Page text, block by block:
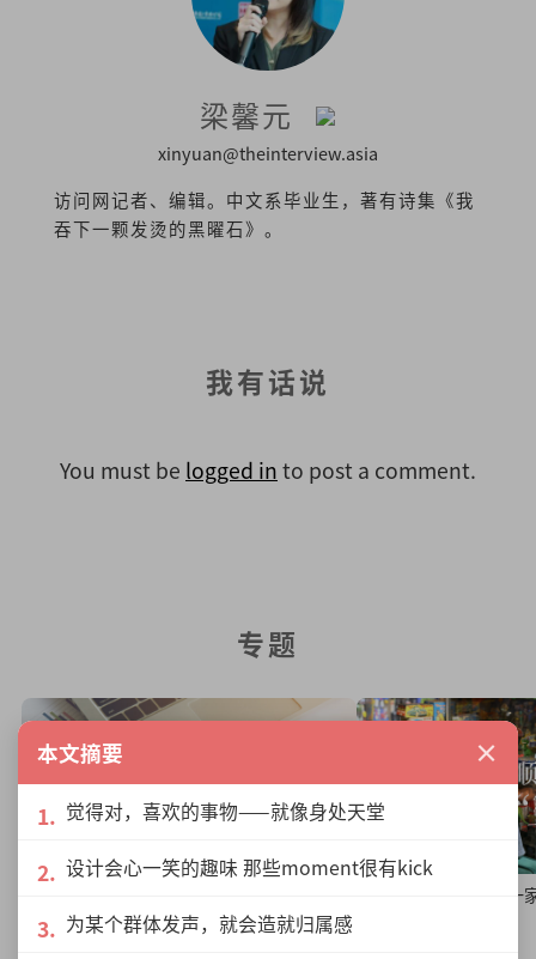
梁馨元
xinyuan@theinterview.asia
访问网记者、编辑。中文系毕业生，著有诗集《我
吞下一颗发烫的黑曜石》。
我有话说
You must be logged in to post a comment.
专题
间落实现状追踪
彭顺：自得其乐地开一
本文摘要 ×
觉得对，喜欢的事物——就像身处天堂
设计会心一笑的趣味 那些moment很有kick
为某个群体发声，就会造就归属感